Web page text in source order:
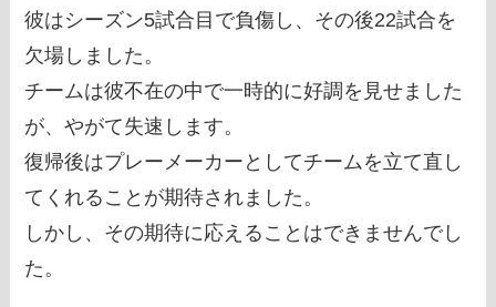
彼はシーズン5試合目で負傷し、その後22試合を
欠場しました。
チームは彼不在の中で一時的に好調を見せました
が、やがて失速します。
復帰後はプレーメーカーとしてチームを立て直し
てくれることが期待されました。
しかし、その期待に応えることはできませんでし
た。